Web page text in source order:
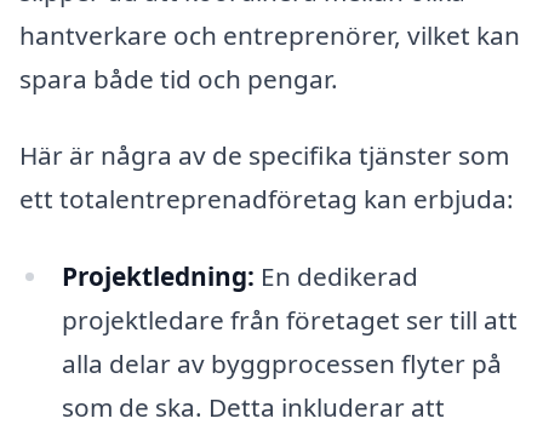
hantverkare och entreprenörer, vilket kan
spara både tid och pengar.
Här är några av de specifika tjänster som
ett totalentreprenadföretag kan erbjuda:
Projektledning: En dedikerad
projektledare från företaget ser till att
alla delar av byggprocessen flyter på
som de ska. Detta inkluderar att